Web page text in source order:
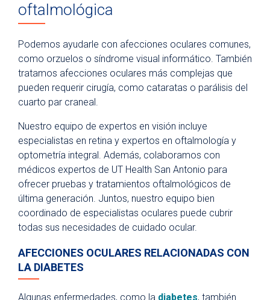
oftalmológica
Podemos ayudarle con afecciones oculares comunes,
como orzuelos o síndrome visual informático. También
tratamos afecciones oculares más complejas que
pueden requerir cirugía, como cataratas o parálisis del
cuarto par craneal.
Nuestro equipo de expertos en visión incluye
especialistas en retina y expertos en oftalmología y
optometría integral. Además, colaboramos con
médicos expertos de UT Health San Antonio para
ofrecer pruebas y tratamientos oftalmológicos de
última generación. Juntos, nuestro equipo bien
coordinado de especialistas oculares puede cubrir
todas sus necesidades de cuidado ocular.
AFECCIONES OCULARES RELACIONADAS CON
LA DIABETES
Algunas enfermedades, como la diabetes, también